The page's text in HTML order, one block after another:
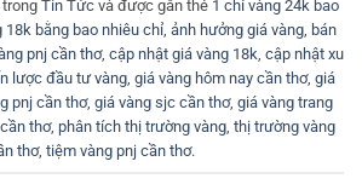
Tin Tức và được gắn thẻ 1 chỉ vàng 24k bao
18k bằng bao nhiêu chỉ, ảnh hưởng giá vàng, bán
pnj cần thơ, cập nhật giá vàng 18k cập nhật xu
lược đầu tư vàng giá vàng hôm nay cần thơ, giá
pnj cần thơ, giá vàng sjc cần thơ, giá vàng trang
thơ, phân tích thị trường vàng, thị trường vàng
thơ, tiệm vàng pnj cần thơ.